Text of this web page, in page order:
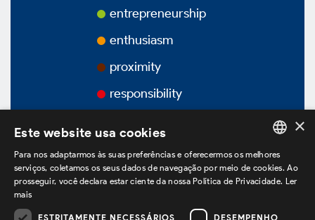
Corporate Governance
Overview
Bylaws
Ownership Structure
entrepreneurship
enthusiasm
proximity
responsibility
PORTUGUESE
×
Este website usa cookies
Para nos adaptarmos às suas preferências e oferecermos os melhores
serviços, coletamos os seus dados de navegação por meio de cookies. Ao
prosseguir, você declara estar ciente da nossa Política de Privacidade. Ler
mais
ESTRITAMENTE NECESSÁRIOS DESEMPENHO